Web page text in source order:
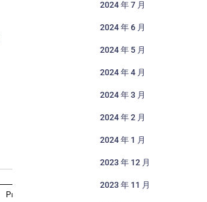
2024 年 7 月
2024 年 6 月
2024 年 5 月
2024 年 4 月
2024 年 3 月
2024 年 2 月
2024 年 1 月
2023 年 12 月
2023 年 11 月